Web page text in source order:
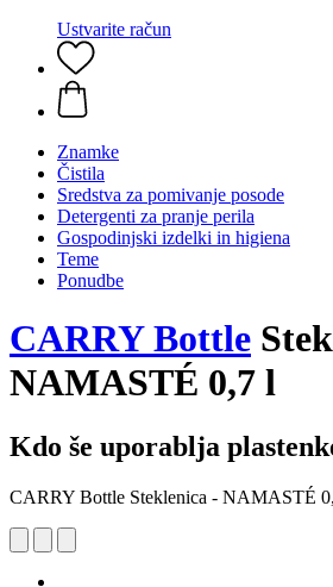
Ustvarite račun
Znamke
Čistila
Sredstva za pomivanje posode
Detergenti za pranje perila
Gospodinjski izdelki in higiena
Teme
Ponudbe
CARRY Bottle
NAMASTÉ 0,7 l
Kdo še uporablja
CARRY Bottle Steklenica - NAMASTÉ